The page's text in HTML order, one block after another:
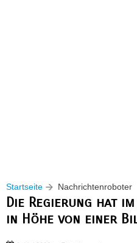
Startseite Nachrichtenroboter
Die Regierung hat
in Höhe von einer